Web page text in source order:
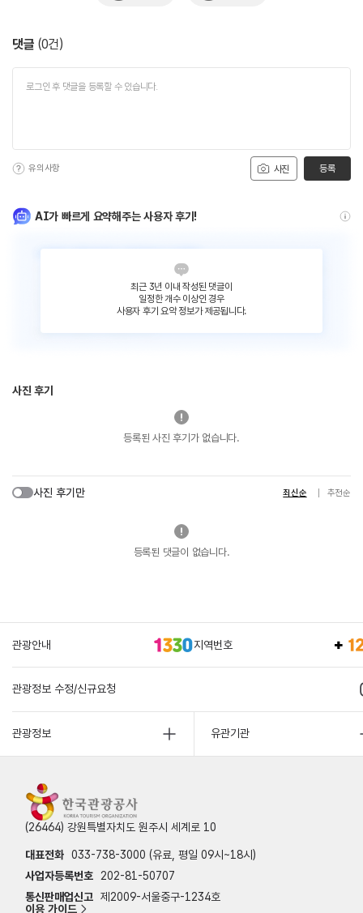
댓글 (0건)
사진
유의사항 등록
AI가 빠르게 요약해주는 사용자 후기!
최근 3년 이내 작성된 댓글이
일정한 개수 이상인 경우
사용자 후기 요약 정보가 제공됩니다.
사진 후기
등록된 사진 후기가 없습니다.
사진 후기만 최신순 추천순
등록된 댓글이 없습니다.
관광안내 지역번호
관광정보 수정/신규요청
관광정보 유관기관
(26464) 강원특별자치도 원주시 세계로 10
대표전화 033-738-3000 (유료, 평일 09시~18시)
사업자등록번호
202-81-50707
통신판매업신고 제2009-서울중구-1234호
이용 가이드